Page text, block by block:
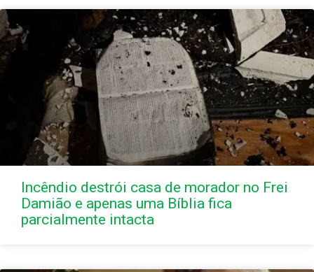
Incêndio destrói casa de morador no Frei
Damião e apenas uma Bíblia fica
parcialmente intacta